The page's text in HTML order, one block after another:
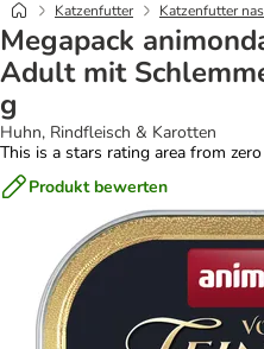
Katzenfutter Katzenfutter
Megapack
Adult mit
g
Huhn, Rindfleisch & Karotten
This is a stars rating area from
Produkt bewerten